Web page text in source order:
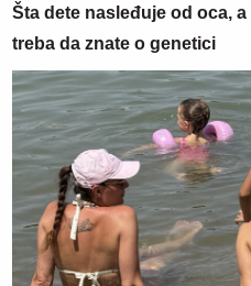
Šta dete nasleđuje od oca,
treba da znate o genetici